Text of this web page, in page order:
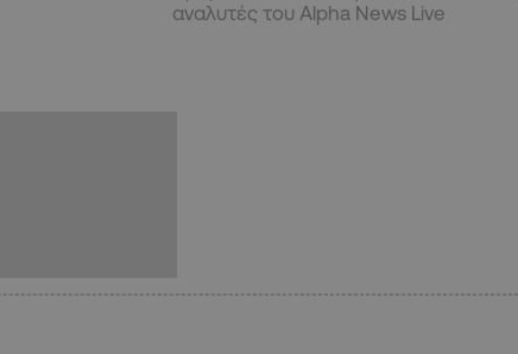
αναλυτές του Alpha News Live